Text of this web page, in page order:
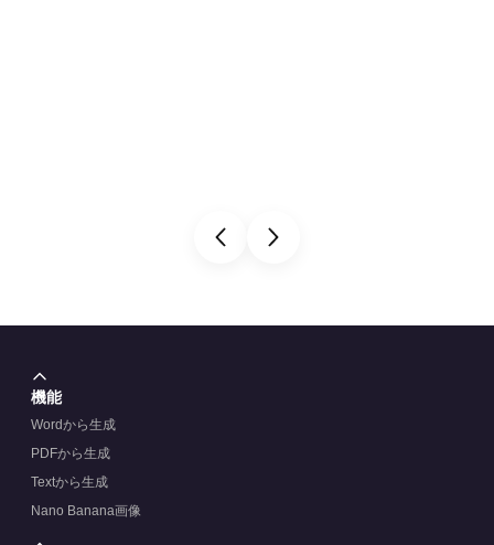
機能
Wordから生成
PDFから生成
Textから生成
Nano Banana画像